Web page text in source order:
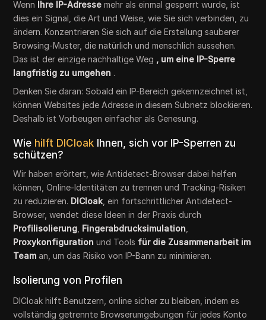
Wenn Ihre IP-Adresse mehr als einmal gesperrt wurde, ist
dies ein Signal, die Art und Weise, wie Sie sich verbinden, zu
ändern. Konzentrieren Sie sich auf die Erstellung sauberer
Browsing-Muster, die natürlich und menschlich aussehen.
Das ist der einzige nachhaltige Weg , um eine IP-Sperre
langfristig zu umgehen .
Denken Sie daran: Sobald ein IP-Bereich gekennzeichnet ist,
können Websites jede Adresse in diesem Subnetz blockieren.
Deshalb ist Vorbeugen einfacher als Genesung.
Wie hilft DICloak Ihnen, sich vor IP-Sperren zu
schützen?
Wir haben erörtert, wie Antidetect-Browser dabei helfen
können, Online-Identitäten zu trennen und Tracking-Risiken
zu reduzieren. DICloak , ein fortschrittlicher Antidetect-
Browser, wendet diese Ideen in der Praxis durch
Profilisolierung Fingerabdrucksimulation
Proxykonfiguration und Tools für die Zusammenarbeit im
Team an, um das Risiko von IP-Bann zu minimieren.
Isolierung von Profilen
DICloak hilft Benutzern, online sicher zu bleiben, indem es
vollständig getrennte Browserumgebungen für jedes Konto